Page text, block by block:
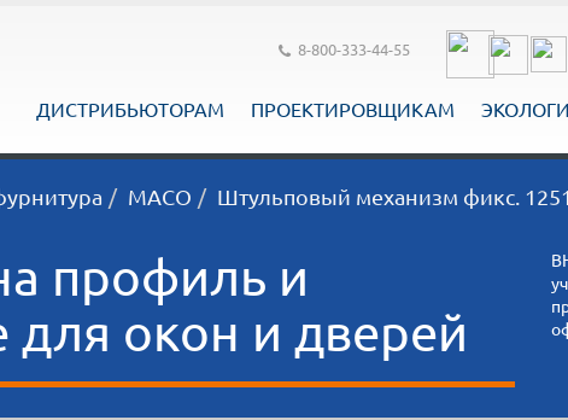
8-800-333-44-55
ДИСТРИБЬЮТОРАМ ПРОЕКТИРОВЩИКАМ
MACO Штульповый механизм фикс.
профиль и
окон и дверей